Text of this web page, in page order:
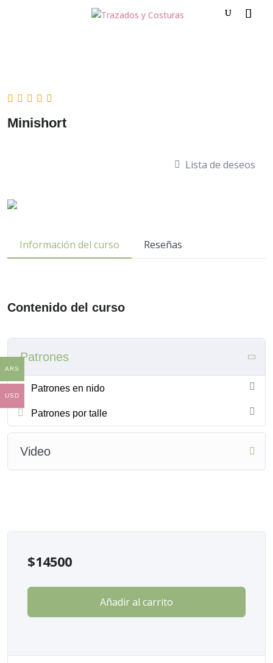
Minishort
Lista de deseos
Información del curso Reseñas
Contenido del curso
Patrones
Patrones en nido
Patrones por talle
Video
$14500
Añadir al carrito
ARS
USD